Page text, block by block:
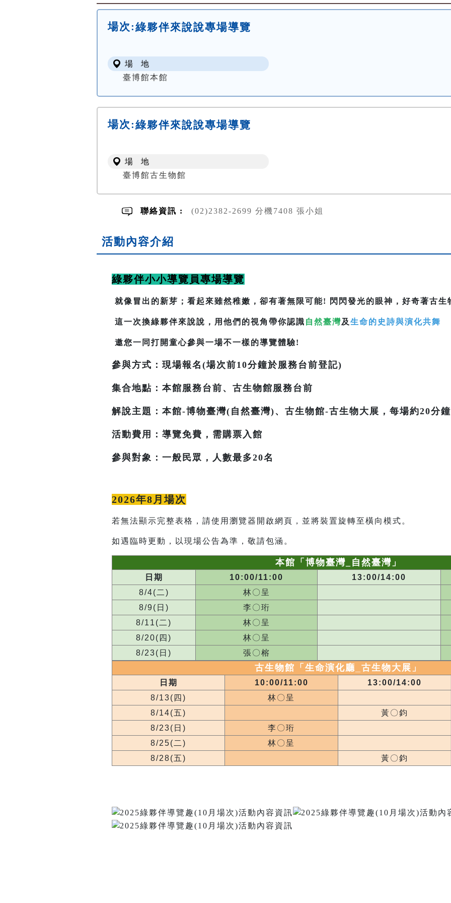
場次:綠夥伴來說說專場導覽
場 地
臺博館本館
場次:綠夥伴來說說專場導覽
場 地
臺博館古生物館
聯絡資訊 : (02)2382-2699 分機7408 張小姐
活動內容介紹
綠夥伴小小導覽員專場導覽
就像冒出的新芽；看起來雖然稚嫩，卻有著無限可能! 閃閃發光的眼神，好奇著古生
這一次換綠夥伴來說說，用他們的視角帶你認識 自然臺灣及 生命的史詩與演化共舞
邀您一同打開童心參與一場不一樣的導覽體驗!
參與方式：現場報名(場次前10分鐘於服務台前登記)
集合地點：本館服務台前、古生物館服務台前
解說主題：本館-博物臺灣(自然臺灣)、古生物館-古生物大展，每場約20分鐘
活動費用：導覽免費，需購票入館
參與對象：一般民眾，人數最多20名
2026年8月場次
若無法顯示完整表格，請使用瀏覽器開啟網頁，並將裝置旋轉至橫向模式。
如遇臨時更動，以現場公告為準，敬請包涵。
本館「博物臺灣_自然臺灣」
日期 10:00/11:00 13:00/14:00
8/4(二)
林〇呈
8/9(日)
李〇珩
8/11(二)
林〇呈
8/20(四)
林〇呈
8/23(日)
張〇榕
古生物館「生命演化廳_ 古生物大展 」
日期 10:00/11:00 13:00/14:00
8/13(四)
林〇呈
8/14(五)
黃〇鈞
8/23(日)
李〇珩
8/25(二)
林〇呈
8/28(五)
黃〇鈞